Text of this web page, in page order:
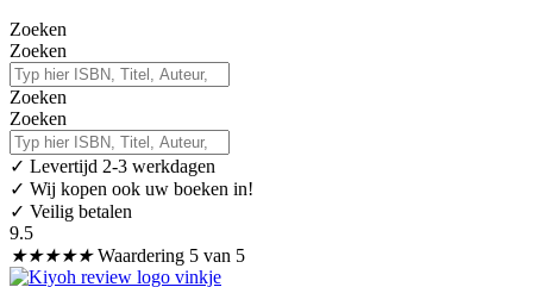
Zoeken
Zoeken
Zoeken
Zoeken
✓ Levertijd 2-3 werkdagen
✓ Wij kopen ook uw boeken in!
✓ Veilig betalen
9.5
★★★★★ Waardering 5 van 5